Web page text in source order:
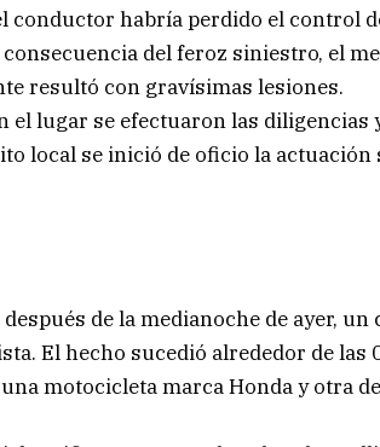
conductor habría perdido el control
del feroz siniestro, el
resultó con gravísimas lesiones.
el lugar se efectuaron las
local se inició de oficio la actuación
de la medianoche de ayer,
El hecho sucedió alrededor de las
motocicleta marca Honda y otra